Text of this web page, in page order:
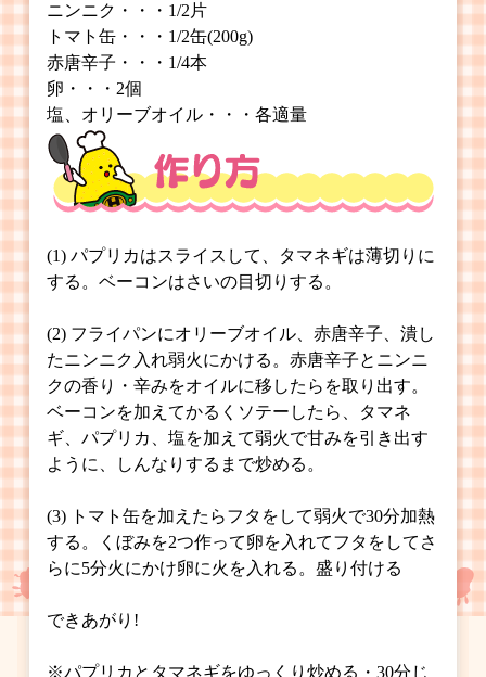
ニンニク・・・1/2片
トマト缶・・・1/2缶(200g)
赤唐辛子・・・1/4本
卵・・・2個
塩、オリーブオイル・・・各適量
(1) パプリカはスライスして、タマネギは薄切りに
する。ベーコンはさいの目切りする。
(2) フライパンにオリーブオイル、赤唐辛子、潰し
たニンニク入れ弱火にかける。赤唐辛子とニンニ
クの香り・辛みをオイルに移したらを取り出す。
ベーコンを加えてかるくソテーしたら、タマネ
ギ、パプリカ、塩を加えて弱火で甘みを引き出す
ように、しんなりするまで炒める。
(3) トマト缶を加えたらフタをして弱火で30分加熱
する。くぼみを2つ作って卵を入れてフタをしてさ
らに5分火にかけ卵に火を入れる。盛り付ける
できあがり!
※パプリカとタマネギをゆっくり炒める・30分じ